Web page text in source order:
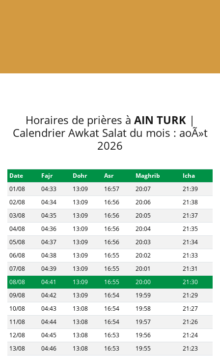
Horaires de prières à AIN TURK|
Calendrier Awkat Salat du mois : aoÃ»t
2026
Date Fajr Dohr Asr Maghrib
Icha
01/08
04:33 13:09 16:57 20:07
21:39
02/08
04:34 13:09 16:56 20:06
21:38
03/08
04:35 13:09 16:56 20:05
21:37
04/08
04:36 13:09 16:56 20:04
21:35
05/08
04:37 13:09 16:56 20:03
21:34
06/08
04:38 13:09 16:55 20:02
21:33
07/08
04:39 13:09 16:55 20:01
21:31
08/08
04:41 13:09 16:55 20:00
21:30
09/08
04:42 13:09 16:54 19:59
21:29
10/08
04:43 13:08 16:54 19:58
21:27
11/08
04:44 13:08 16:54 19:57
21:26
12/08
04:45 13:08 16:53 19:56
21:24
13/08
04:46 13:08 16:53 19:55
21:23